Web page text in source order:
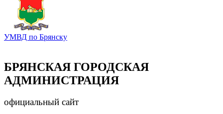
УМВД по Брянску
БРЯНСКАЯ ГОРОДСКАЯ
АДМИНИСТРАЦИЯ
официальный сайт